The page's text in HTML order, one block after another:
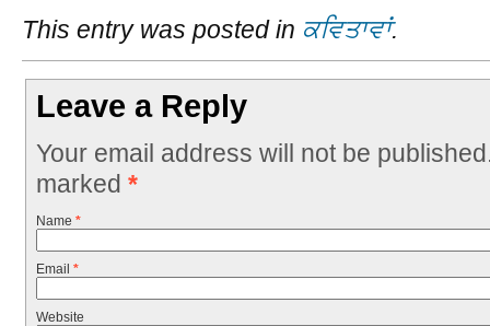
This entry was posted in ਕਵਿਤਾਵਾਂ.
Leave a Reply
Your email address will not be
marked *
Name *
Email *
Website